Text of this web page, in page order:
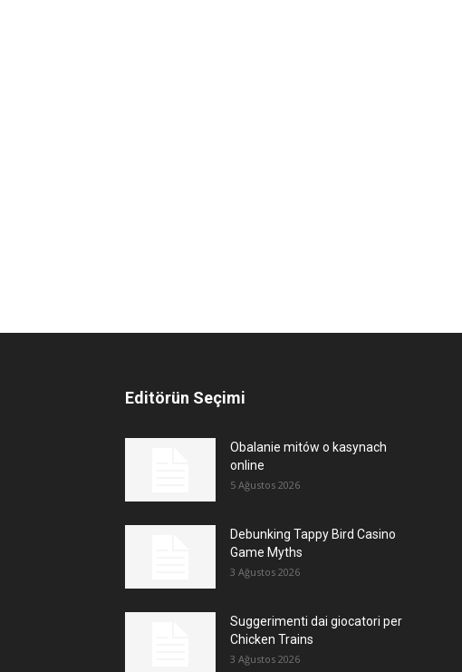
Editörün Seçimi
Obalanie mitów o kasynach
online
5 Ağustos 2026
Debunking Tappy Bird Casino
Game Myths
3 Ağustos 2026
Suggerimenti dai giocatori per
Chicken Trains
3 Ağustos 2026